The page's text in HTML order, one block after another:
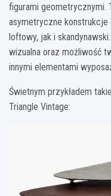
figurami
asymetryczne
loftowy, jak i
wizualna oraz możliwość
innymi elementami
Świetnym przykładem
Triangle Vintage: